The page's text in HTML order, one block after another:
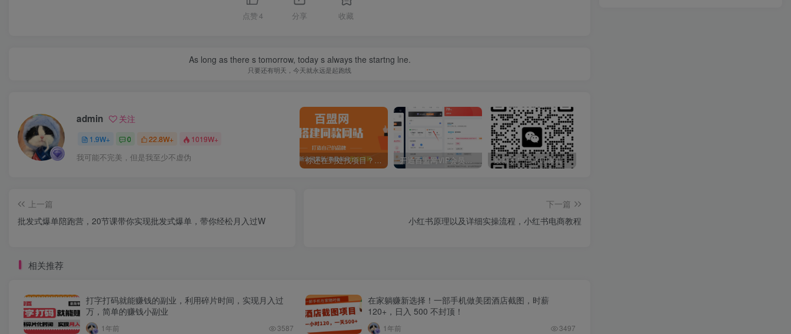
点赞 4 分享 收藏
As long as there s tomorrow, today s always the startng lne.
只要还有明天，今天就永远是起跑线
admin 关注
1.9W+ 0 22.8W+ 1019W+
我可能不完美，但是我至少不虚伪 你还在到处找项目？还在当韭菜？我靠卖项目一个月收入5万+，曾经我也是个失败者。 最新无广告水印课程资源 长期更新
上一篇
批发式爆单陪跑营，20节课带你实现批发式爆单，带你经松月入过W
下一篇
小红书原理以及详细实操流程，小红书电商教程
相关推荐
打字打码就能赚钱的副业，利用碎片时间，实现月入过
万，简单的赚钱小副业
1年前 3587
在家躺赚新选择！一部手机做美团酒店截图，时薪
120+，日入 500 不封顶！
1年前 3497